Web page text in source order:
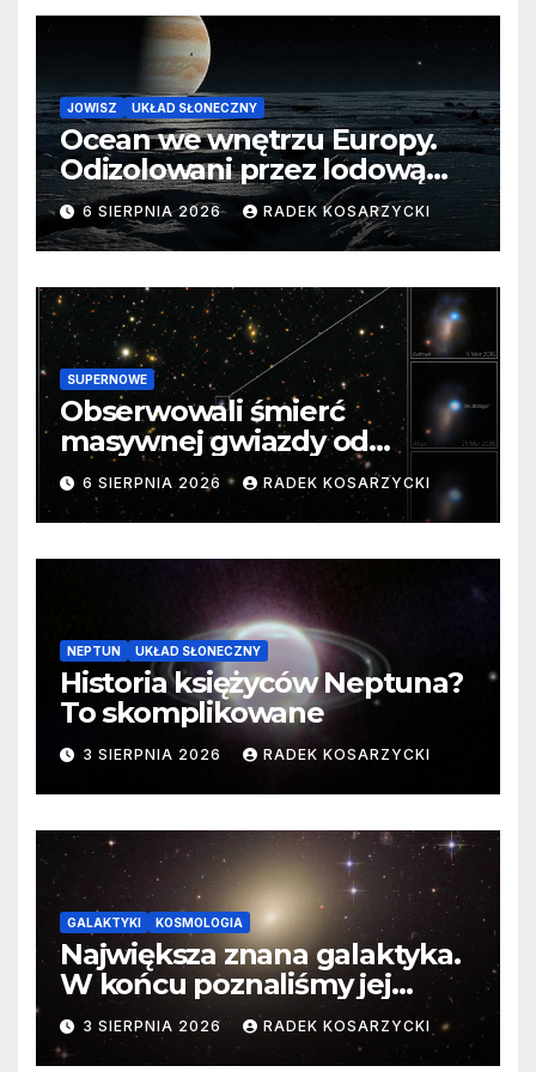
JOWISZ UKŁAD SŁONECZNY
Ocean we wnętrzu Europy.
Odizolowani przez lodową
barierę
6 SIERPNIA 2026 RADEK KOSARZYCKI
SUPERNOWE
Obserwowali śmierć
masywnej gwiazdy od
samego początku. Niezwykle
cenne dane
6 SIERPNIA 2026 RADEK KOSARZYCKI
NEPTUN UKŁAD SŁONECZNY
Historia księżyców Neptuna?
To skomplikowane
3 SIERPNIA 2026 RADEK KOSARZYCKI
GALAKTYKI KOSMOLOGIA
Największa znana galaktyka.
W końcu poznaliśmy jej
faktyczne wymiary
3 SIERPNIA 2026 RADEK KOSARZYCKI